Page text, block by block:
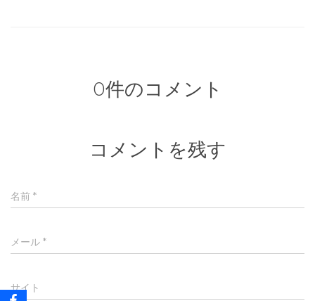
0件のコメント
コメントを残す
名前 *
メール *
サイト